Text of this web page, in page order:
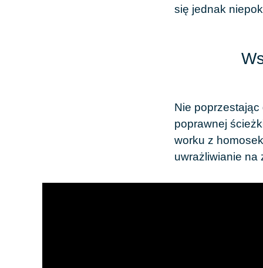
się jednak
Nie
poprawnej
worku z
uwrażliwianie na